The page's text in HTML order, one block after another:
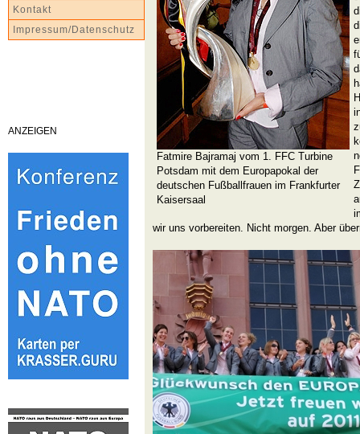
Kontakt
Impressum/Datenschutz
ANZEIGEN
Fatmire Bajramaj vom 1. FFC Turbine
Potsdam mit dem Europapokal der
deutschen Fußballfrauen im Frankfurter
Kaisersaal
wir uns vorbereiten. Nicht morgen. Aber